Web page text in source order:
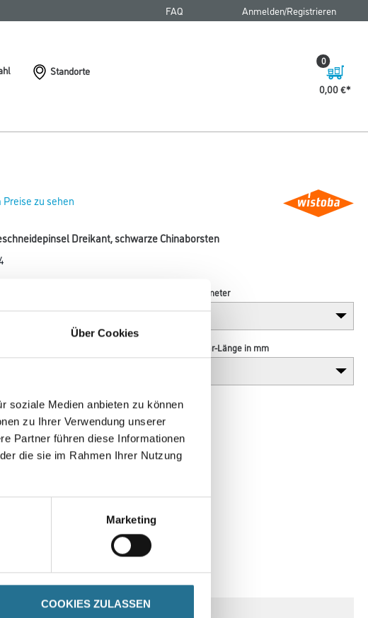
Über Cookies
soziale Medien anbieten zu können
zu Ihrer Verwendung unserer
Partner führen diese Informationen
die sie im Rahmen Ihrer Nutzung
Marketing
COOKIES ZULASSEN
FAQ Anmelden/Registrieren
Standorte
0,00 €
0
zu sehen
Dreikant, schwarze Chinaborsten
Breite in millimeter
Borsten- / Haar-Länge in mm
SPEZIFIKATIONEN